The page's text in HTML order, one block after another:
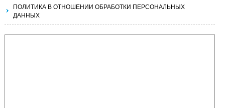
ПОЛИТИКА В ОТНОШЕНИИ ОБРАБОТКИ ПЕРСОНАЛЬНЫХ
ДАННЫХ